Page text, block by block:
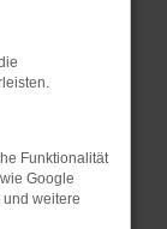
Funktionalität
Google
und weitere